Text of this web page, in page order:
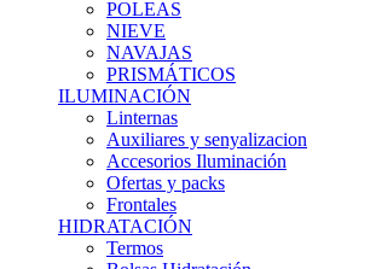
POLEAS
NIEVE
NAVAJAS
PRISMÁTICOS
ILUMINACIÓN
Linternas
Auxiliares y senyalizacion
Accesorios Iluminación
Ofertas y packs
Frontales
HIDRATACIÓN
Termos